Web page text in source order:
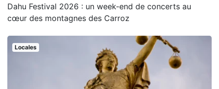
Dahu Festival 2026 : un week-end de concerts au
cœur des montagnes des Carroz
Locales